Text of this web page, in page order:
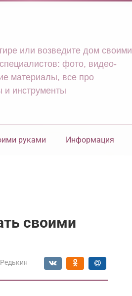
или возведите дом своими
фото, видео-
материалы, все про
инструменты
руками Информация
своими